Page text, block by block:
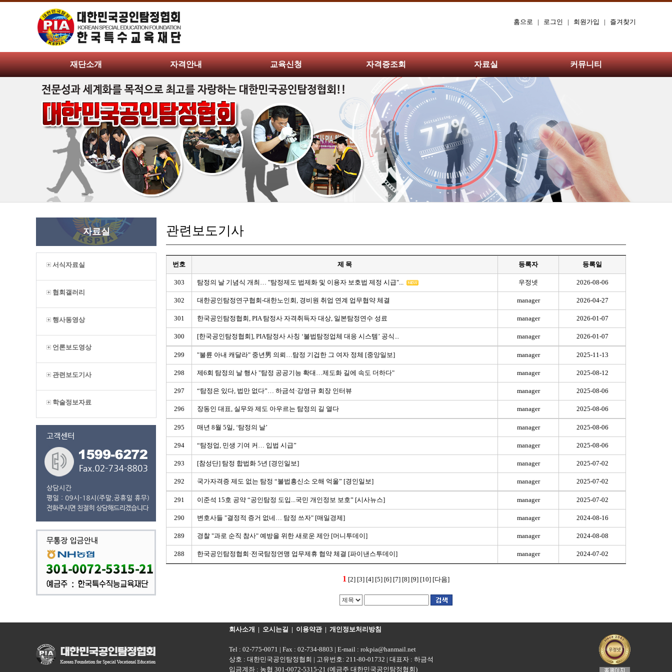
홈으로 | 로그인 | 회원가입 | 즐겨찾기
재단소개 자격안내 교육신청 자격증조회 자료실 커뮤니티
자료실
서식자료실
협회갤러리
행사동영상
언론보도영상
관련보도기사
학술정보자료
관련보도기사
번호 제 목 등록자 등록일
303 탐정의 날 기념식 개최… "탐정제도 법제화 및 이용자 보호법 제정 시급"... 우정넷 2026-08-06
302 대한공인탐정연구협회-대한노인회, 경비원 취업 연계 업무협약 체결 manager 2026-04-27
301 한국공인탐정협회, PIA 탐정사 자격취득자 대상, 일본탐정연수 성료 manager 2026-01-07
300 [한국공인탐정협회], PIA탐정사 사칭 ‘불법탐정업체 대응 시스템’ 공식... manager 2026-01-07
299 "불륜 아내 캐달라" 중년男 의뢰…탐정 기겁한 그 여자 정체 [중앙일보] manager 2025-11-13
298 제6회 탐정의 날 행사 "탐정 공공기능 확대…제도화 길에 속도 더하다" manager 2025-08-12
297 “탐정은 있다, 법만 없다”… 하금석·강영규 회장 인터뷰 manager 2025-08-06
296 장동인 대표, 실무와 제도 아우르는 탐정의 길 열다 manager 2025-08-06
295 매년 8월 5일, ‘탐정의 날’ manager 2025-08-06
294 “탐정업, 민생 기여 커… 입법 시급” manager 2025-08-06
293 [참성단] 탐정 합법화 5년 [경인일보] manager 2025-07-02
292 국가자격증 제도 없는 탐정 “불법흥신소 오해 억울” [경인일보] manager 2025-07-02
291 이준석 15호 공약 “공인탐정 도입...국민 개인정보 보호” [시사뉴스] manager 2025-07-02
290 변호사들 "결정적 증거 없네… 탐정 쓰자" [매일경제] manager 2024-08-16
289 경찰 "과로 순직 참사" 예방을 위한 새로운 제안 [머니투데이] manager 2024-08-08
288 한국공인탐정협회·전국탐정연맹 업무제휴 협약 체결 [파이낸스투데이] manager 2024-07-02
1 [2] [3] [4] [5] [6] [7] [8] [9] [10] [다음]
회사소개 | 오시는길 | 이용약관| 개인정보처리방침
Tel : 02-775-0071 | Fax : 02-734-8803 | E-mail : rokpia@hanmail.net
상호 : 대한민국공인탐정협회 | 고유번호: 211-80-01732 | 대표자 : 하금석
입금계좌 : 농협 301-0072-5315-21 (예금주 대한민국공인탐정협회)